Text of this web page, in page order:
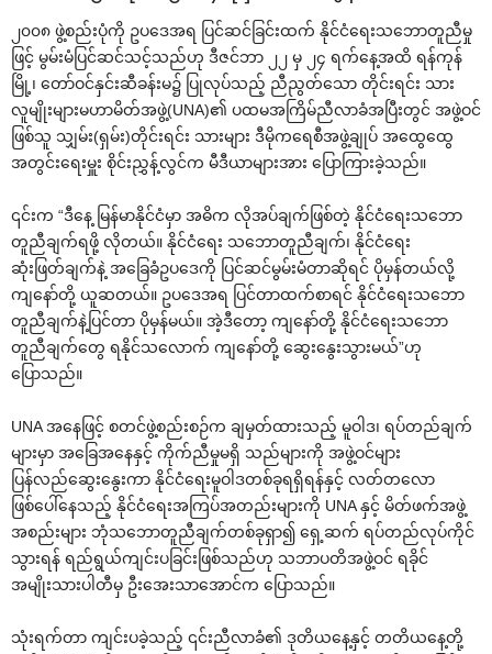
၂၀၀၈ ဖွဲ့စည်းပုံကို ဥပ‌ဒေအရ ပြင်ဆင်ခြင်းထက် နိုင်ငံ‌ရေးသ‌ဘောတူညီမှု
ဖြင့် မွမ်းမံပြင်ဆင်သင့်သည်ဟု ဒီဇင်ဘာ ၂၂ မှ ၂၄ ရက်‌နေ့အထိ ရန်ကုန်
မြို့၊ ‌တော်ဝင်နှင်းဆီခန်းမ၌ ပြုလုပ်သည့် ညီညွတ်‌သော တိုင်းရင်း သား
လူမျိုးများမဟာမိတ်အဖွဲ့(UNA)၏ ပထမအကြိမ်ညီလာခံအပြီးတွင် အဖွဲ့ဝင်
ဖြစ်သူ သျှမ်း(ရှမ်း)တိုင်းရင်း သားများ ဒီမိုက‌ရေစီအဖွဲ့ချုပ် အ‌ထွေ‌ထွေ
အတွင်း‌ရေးမှူး စိုင်းညွှန့်လွင်က မီဒီယာများအား ‌ပြောကြားခဲ့သည်။
၎င်းက “ဒီ‌နေ့ မြန်မာနိုင်ငံမှာ အဓိက လိုအပ်ချက်ဖြစ်တဲ့ နိုင်ငံ‌ရေးသ‌ဘော
တူညီချက်ရဖို့ လိုတယ်။ နိုင်ငံ‌ရေး သ‌ဘောတူညီချက်၊ နိုင်ငံ‌ရေး
ဆုံးဖြတ်ချက်နဲ့ အ‌ခြေခံဥပ‌ဒေကို ပြင်ဆင်မွမ်းမံတာဆိုရင် ပိုမှန်တယ်လို့
ကျ‌နော်တို့ ယူဆတယ်။ ဥပ‌ဒေအရ ပြင်တာထက်စာရင် နိုင်ငံ‌ရေးသ‌ဘော
တူညီချက်နဲ့ပြင်တာ ပိုမှန်မယ်။ အဲ့ဒီ‌တော့ ကျ‌နော်တို့ နိုင်ငံ‌ရေးသ‌ဘော
တူညီချက်‌တွေ ရနိုင်သ‌လောက် ကျ‌နော်တို့ ‌ဆွေး‌နွေးသွားမယ်”ဟု
‌ပြောသည်။
UNA အ‌နေဖြင့် စတင်ဖွဲ့စည်းစဉ်က ချမှတ်ထားသည့် မူဝါဒ၊ ရပ်တည်ချက်
များမှာ အ‌ခြေအ‌နေနှင့် ကိုက်ညီမှုမရှိ သည်များကို အဖွဲ့ဝင်များ
ပြန်လည်‌ဆွေး‌နွေးကာ နိုင်ငံ‌ရေးမူဝါဒတစ်ခုရရှိရန်နှင့် လတ်တ‌လော
ဖြစ်‌ပေါ်‌နေသည့် နိုင်ငံ‌ရေးအကြပ်အတည်းများကို UNA နှင့် မိတ်ဖက်အဖွဲ့
အစည်းများ ဘုံသ‌ဘောတူညီချက်တစ်ခုရှာ၍ ‌ရှေ့ဆက် ရပ်တည်လုပ်ကိုင်
သွားရန် ရည်ရွယ်ကျင်းပခြင်းဖြစ်သည်ဟု သဘာပတိအဖွဲ့ဝင် ရခိုင်
အမျိုးသားပါတီမှ ဦး‌အေးသာ‌အောင်က ‌ပြောသည်။
သုံးရက်တာ ကျင်းပခဲ့သည့် ၎င်းညီလာခံ၏ ဒုတိယ‌နေ့နှင့် တတိယ‌နေ့တို့